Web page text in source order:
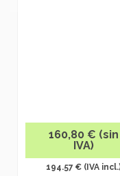
160,80 € (sin
IVA)
194.57 € (IVA